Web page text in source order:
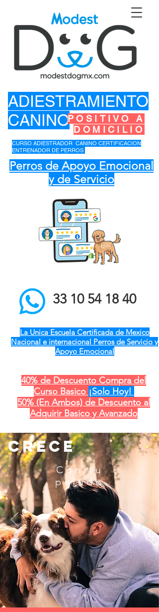
ADIESTRAMIENTO
CANINOPOSITIVO A
DOMICILIO
Perros de Apoyo Emocional
y de Servicio
el mejor entrenador de
perros a domicilio qro ver
pue gdl cdmx mty cdmx
modest dog adiestramiento
33 10 54 18 40
La Unica Escuela Certificada de Mexico
Nacional e internacional Perros de Servicio y
Apoyo Emocional
40% de Descuento Compra del
Curso Basico ¡Solo Hoy!
50% (En Ambos) de Descuento al
Adquirir Basico y Avanzado
CURSO ADIESTRADOR CANINO CERTIFICACION
ENTRENADOR DE PERROS
crece
Con tu
peludo